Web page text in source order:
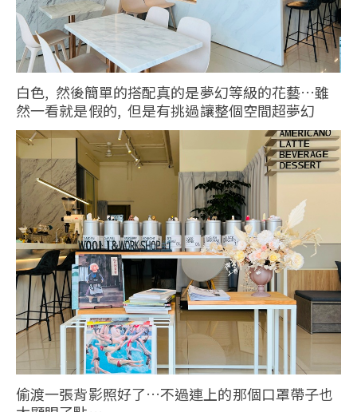
白色, 然後簡單的搭配真的是夢幻等級的花藝…雖
然一看就是假的, 但是有挑過讓整個空間超夢幻
偷渡一張背影照好了…不過連上的那個口罩帶子也